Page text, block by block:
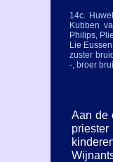
14c.
Kubben
Philips,
Lie
zuster
-, broer
Aan de